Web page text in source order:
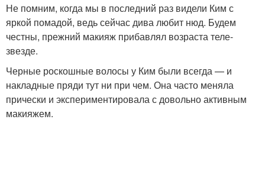
Не помним, когда мы в последний раз видели Ким с
яркой помадой, ведь сейчас дива любит нюд. Будем
честны, прежний макияж прибавлял возраста теле-
звезде.
Черные роскошные волосы у Ким были всегда — и
накладные пряди тут ни при чем. Она часто меняла
прически и экспериментировала с довольно активным
макияжем.